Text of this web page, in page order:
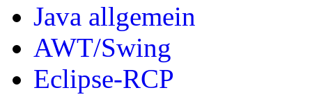
Java allgemein
AWT/Swing
Eclipse-RCP